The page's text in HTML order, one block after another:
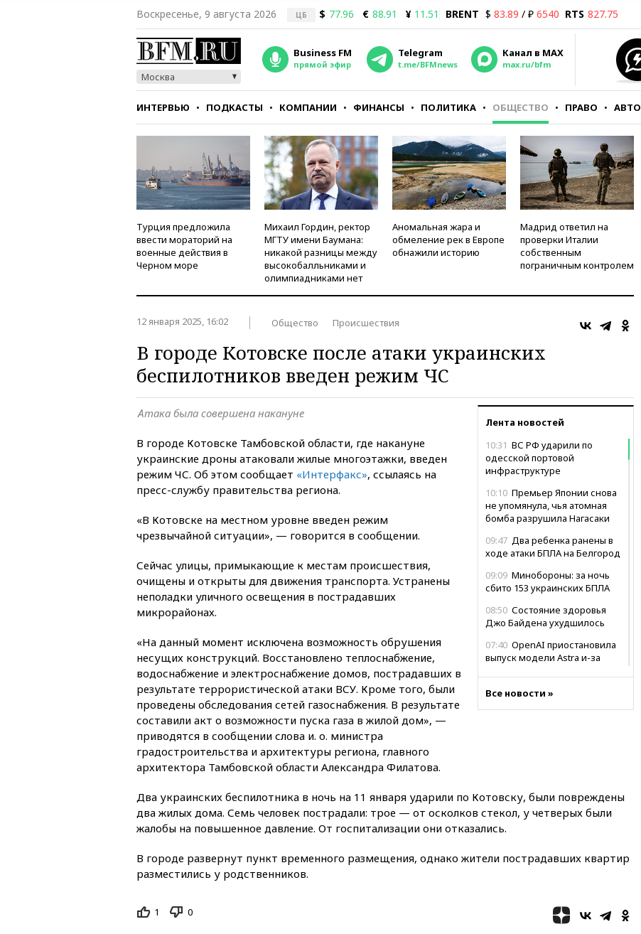
Воскресенье, 9 августа 2026 ЦБ $ 77.96 € 88.91 ¥ 11.51 BRENT $ 83.89 / ₽ 6540 RTS 827.75
Москва
Business FM
прямой эфир
Telegram
t.me/BFMnews
Канал в MAX
max.ru/bfm
ИНТЕРВЬЮ ПОДКАСТЫ КОМПАНИИ ФИНАНСЫ ПОЛИТИКА ОБЩЕСТВО ПРАВО АВТО
СТИЛЬ ТЕСТЫ
Турция предложила
ввести мораторий на
военные действия в
Черном море
Михаил Гордин, ректор
МГТУ имени Баумана:
никакой разницы между
высокобалльниками и
олимпиадниками нет
Аномальная жара и
обмеление рек в Европе
обнажили историю
Мадрид ответил на
проверки Италии
собственным
пограничным контролем
12 января 2025, 16:02 Общество Происшествия
В городе Котовске после атаки украинских
беспилотников введен режим ЧС
Лента новостей
10:31 ВС РФ ударили по
одесской портовой
инфраструктуре
10:10 Премьер Японии снова
не упомянула, чья атомная
бомба разрушила Нагасаки
09:47 Два ребенка ранены в
ходе атаки БПЛА на Белгород
09:09 Минобороны: за ночь
сбито 153 украинских БПЛА
08:50 Состояние здоровья
Джо Байдена ухудшилось
07:40 OpenAI приостановила
выпуск модели Astra и-за
06:25 У берегов Италии
высоких темпах строительства
недвижимости в Москве
01:20
сезон
во время сплава
Все новости »
Атака была совершена накануне
В городе Котовске Тамбовской области, где накануне
украинские дроны атаковали жилые многоэтажки, введен
режим ЧС. Об этом сообщает «Интерфакс», ссылаясь на
пресс-службу правительства региона.
«В Котовске на местном уровне введен режим
чрезвычайной ситуации», — говорится в сообщении.
Сейчас улицы, примыкающие к местам происшествия,
очищены и открыты для движения транспорта. Устранены
неполадки уличного освещения в пострадавших
микрорайонах.
«На данный момент исключена возможность обрушения
несущих конструкций. Восстановлено теплоснабжение,
водоснабжение и электроснабжение домов, пострадавших в
результате террористической атаки ВСУ. Кроме того, были
проведены обследования сетей газоснабжения. В результате
составили акт о возможности пуска газа в жилой дом», —
приводятся в сообщении слова и. о. министра
градостроительства и архитектуры региона, главного
архитектора Тамбовской области Александра Филатова.
Два украинских беспилотника в ночь на 11 января ударили по Котовску, были повреждены
два жилых дома. Семь человек пострадали: трое — от осколков стекол, у четверых были
жалобы на повышенное давление. От госпитализации они отказались.
В городе развернут пункт временного размещения, однако жители пострадавших квартир
разместились у родственников.
1 0